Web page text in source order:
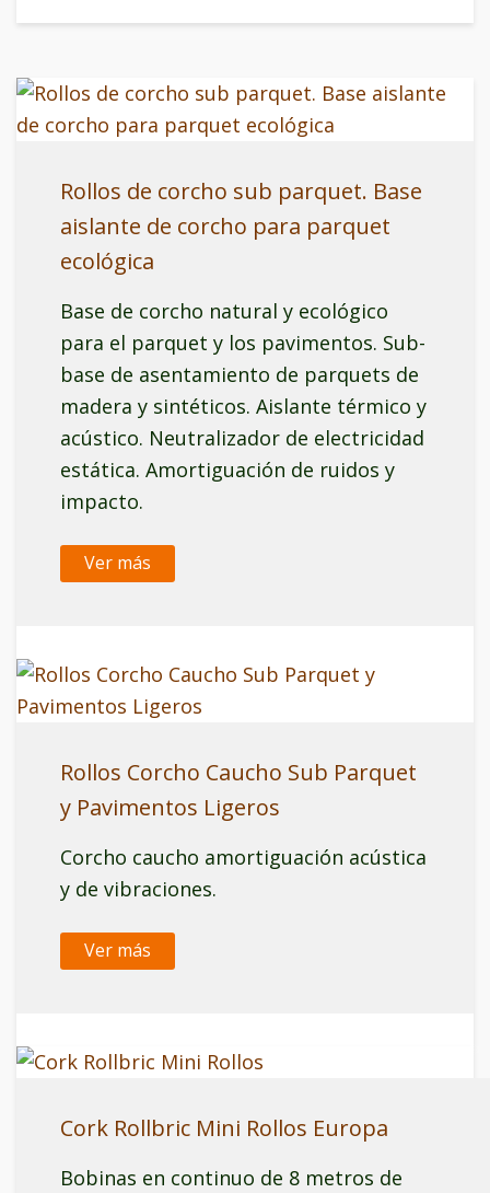
Rollos de corcho sub parquet. Base
aislante de corcho para parquet
ecológica
Base de corcho natural y ecológico
para el parquet y los pavimentos. Sub-
base de asentamiento de parquets de
madera y sintéticos. Aislante térmico y
acústico. Neutralizador de electricidad
estática. Amortiguación de ruidos y
impacto.
Ver más
Rollos Corcho Caucho Sub Parquet
y Pavimentos Ligeros
Corcho caucho amortiguación acústica
y de vibraciones.
Ver más
Cork Rollbric Mini Rollos Europa
Bobinas en continuo de 8 metros de